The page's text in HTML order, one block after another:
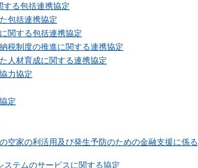
する包括連携協定
包括連携協定
関する包括連携協定
税制度の推進に関する連携協定
人材育成に関する連携協定
力協定
定
空家の利活用及び発生予防のための金融支援に係る
テムのサービスに関する協定